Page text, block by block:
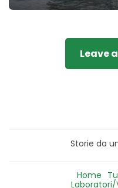
Leave
Storie da
Home
Laboratori/